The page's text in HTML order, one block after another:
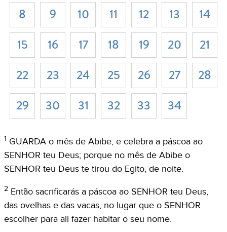
1 GUARDA o mês de Abibe, e celebra a páscoa ao
SENHOR teu Deus; porque no mês de Abibe o
SENHOR teu Deus te tirou do Egito, de noite.
2 Então sacrificarás a páscoa ao SENHOR teu Deus,
das ovelhas e das vacas, no lugar que o SENHOR
escolher para ali fazer habitar o seu nome.
8
9 10 11 12 13
14
15
16 17 18 19 20
21
22
23 24 25 26 27
28
29
30 31 32 33 34